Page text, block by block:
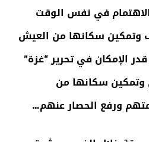
في نفس الوقت
وتمكين سكانها من العيش
الإمكان في تحرير “غزة”
وتمكين سكانها من
ورفع الحصار عنهم…